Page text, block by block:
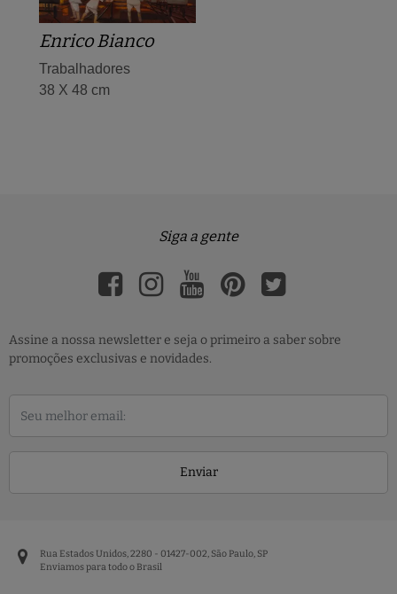
Enrico Bianco
Trabalhadores
38 X 48 cm
Siga a gente
Assine a nossa newsletter e seja o primeiro a saber sobre
promoções exclusivas e novidades.
Enviar
Rua Estados Unidos, 2280 - 01427-002, São Paulo, SP
Enviamos para todo o Brasil